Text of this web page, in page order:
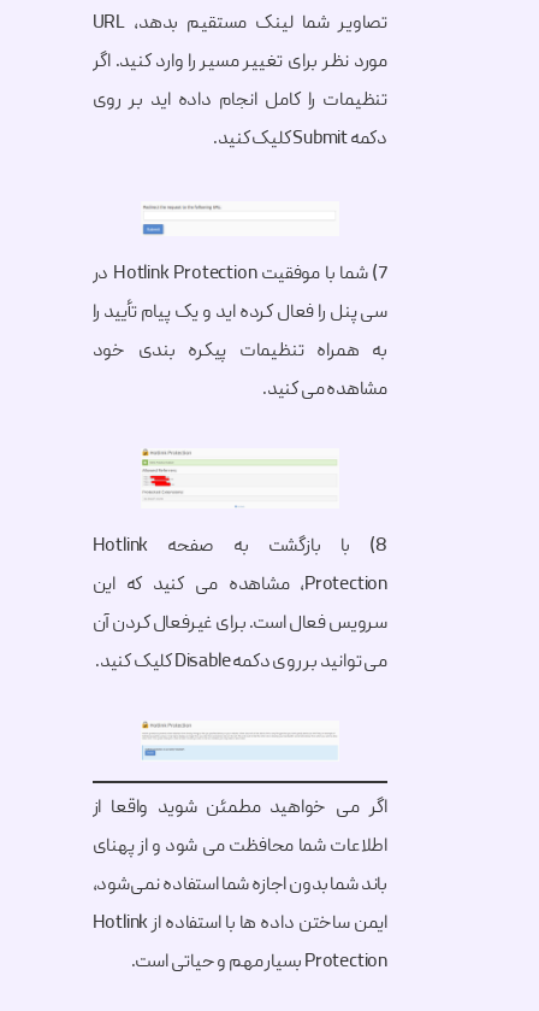
تصاویر شما لینک مستقیم بدهد، URL
مورد نظر برای تغییر مسیر را وارد کنید. اگر
تنظیمات را کامل انجام داده اید بر روی
7) شما با موفقیت Hotlink Protection در
سی پنل را فعال کرده اید و یک پیام تأیید را
به همراه تنظیمات پیکره بندی خود
مشاهده می کنید.
8) با بازگشت به صفحه Hotlink
Protection، مشاهده می کنید که این
سرویس فعال است. برای غیرفعال کردن آن
می توانید بر روی دکمه Disable کلیک کنید.
اگر می خواهید مطمئن شوید واقعا از
اطلاعات شما محافظت می شود و از پهنای
باند شما بدون اجازه شما استفاده نمی‌شود،
ایمن ساختن داده ها با استفاده از Hotlink
Protection بسیار مهم و حیاتی است.